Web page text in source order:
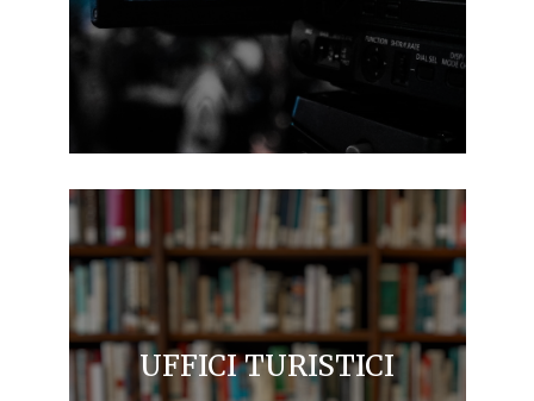
UFFICI TURISTICI